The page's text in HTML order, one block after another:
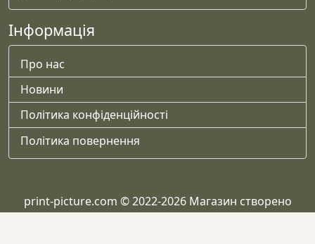
Інформація
Про нас
Новини
Політика конфіденційності
Політика повернення
print-picture.com © 2022-2026 Магазин створено